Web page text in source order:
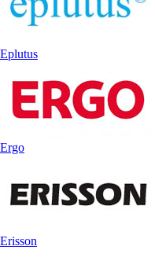
Eplutus
Ergo
Erisson